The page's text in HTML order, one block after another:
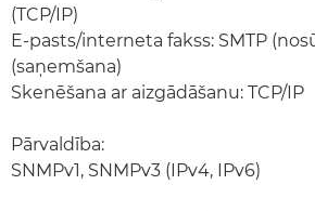
(TCP/IP)
E-pasts/interneta fakss: SMTP
(saņemšana)
Skenēšana ar aizgādāšanu: TCP/IP
Pārvaldība:
SNMPv1, SNMPv3 (IPv4, IPv6)